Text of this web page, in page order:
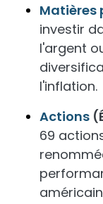
Matières
investir
l'argent
l'inflation.
Actions
69